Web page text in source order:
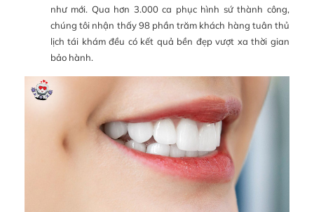
như mới. Qua hơn 3.000 ca phục hình sứ thành công,
chúng tôi nhận thấy 98 phần trăm khách hàng tuân thủ
lịch tái khám đều có kết quả bền đẹp vượt xa thời gian
bảo hành.